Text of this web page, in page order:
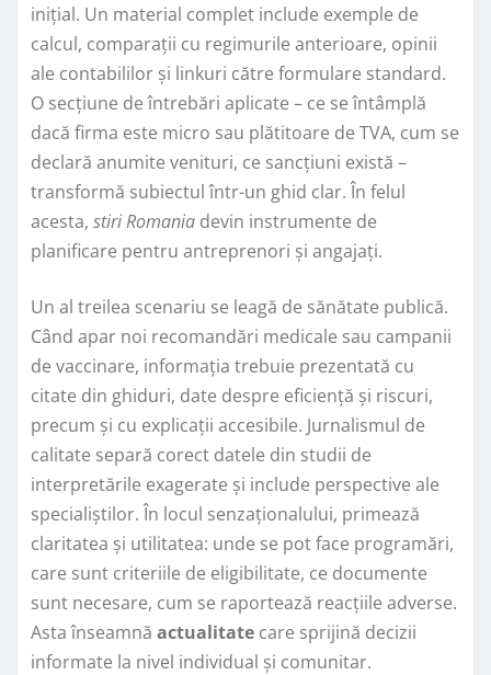
inițial. Un material complet include exemple de
calcul, comparații cu regimurile anterioare, opinii
ale contabililor și linkuri către formulare standard.
O secțiune de întrebări aplicate – ce se întâmplă
dacă firma este micro sau plătitoare de TVA, cum se
declară anumite venituri, ce sancțiuni există –
transformă subiectul într-un ghid clar. În felul
acesta, stiri Romania devin instrumente de
planificare pentru antreprenori și angajați.
Un al treilea scenariu se leagă de sănătate publică.
Când apar noi recomandări medicale sau campanii
de vaccinare, informația trebuie prezentată cu
citate din ghiduri, date despre eficiență și riscuri,
precum și cu explicații accesibile. Jurnalismul de
calitate separă corect datele din studii de
interpretările exagerate și include perspective ale
specialiștilor. În locul senzaționalului, primează
claritatea și utilitatea: unde se pot face programări,
care sunt criteriile de eligibilitate, ce documente
sunt necesare, cum se raportează reacțiile adverse.
Asta înseamnă actualitate care sprijină decizii
informate la nivel individual și comunitar.